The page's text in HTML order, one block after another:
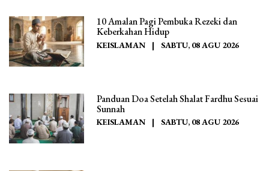
10 Amalan Pagi Pembuka Rezeki dan
Keberkahan Hidup
KEISLAMAN | SABTU, 08 AGU 2026
Panduan Doa Setelah Shalat Fardhu Sesuai
Sunnah
KEISLAMAN | SABTU, 08 AGU 2026